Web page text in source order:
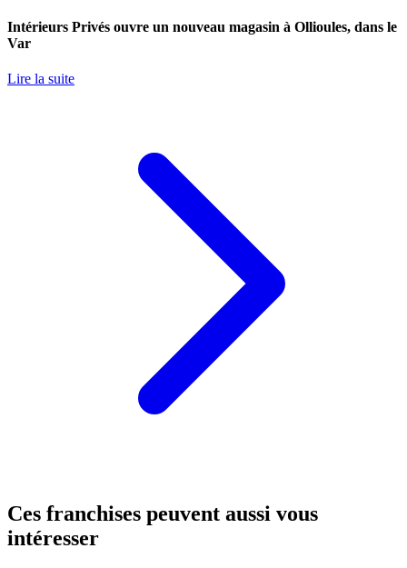
Intérieurs Privés ouvre un nouveau magasin à Ollioules, dans le
Var
Lire la suite
Ces franchises peuvent aussi vous
intéresser